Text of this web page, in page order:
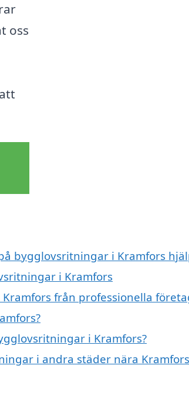
oss
bygglovsritningar i Kramfors
i Kramfors
från professionella
i Kramfors?
i andra städer nära Kramfors